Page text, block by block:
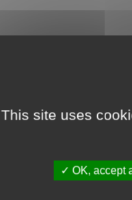
This site uses
OK, accept